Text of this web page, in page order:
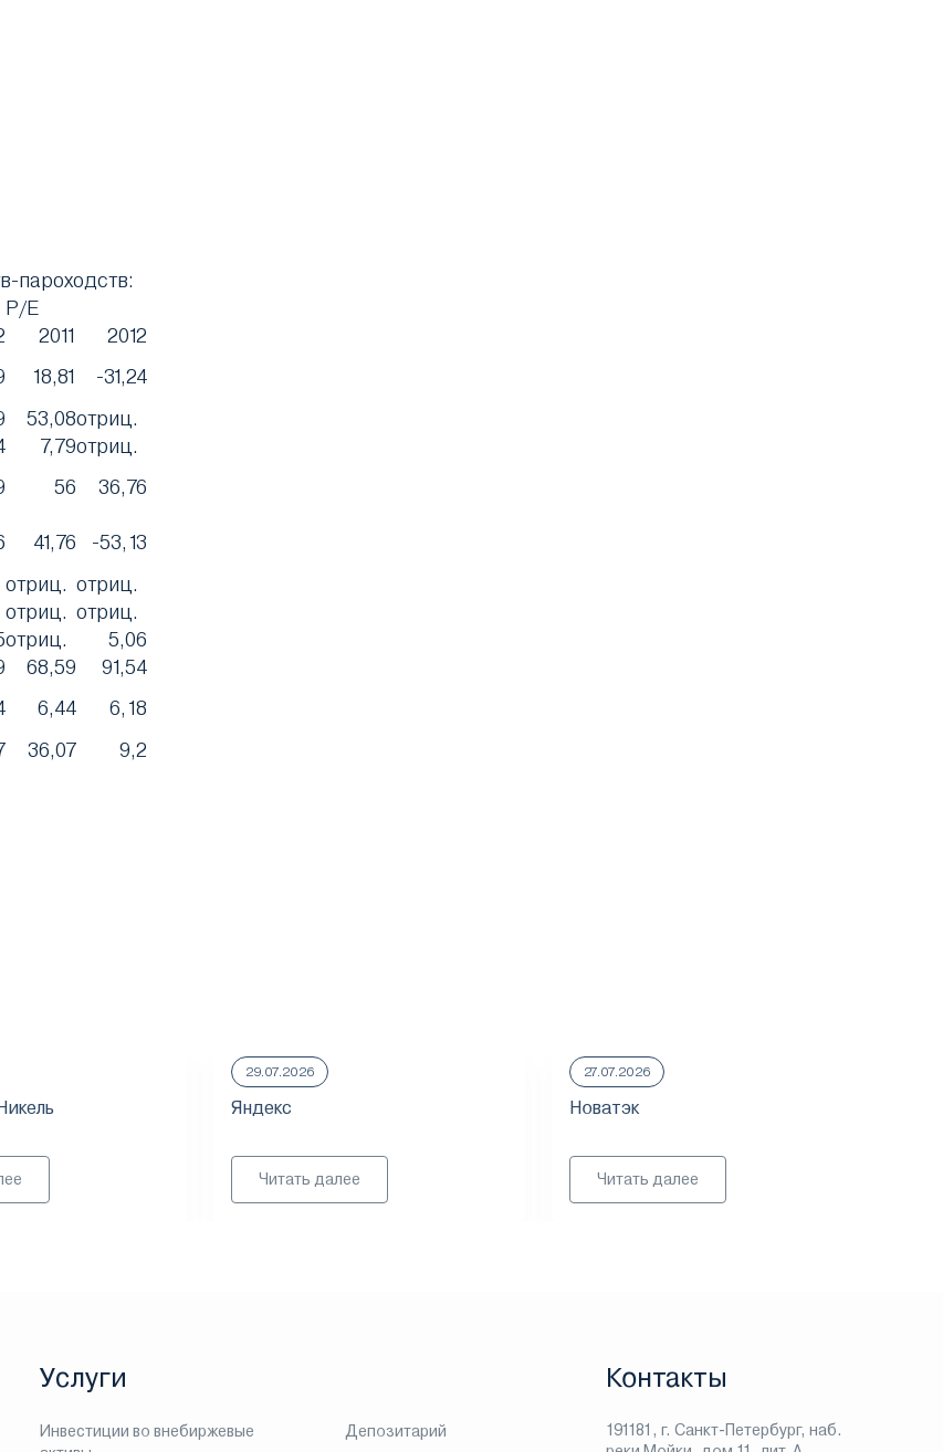
пароходств:
P/E
2011
2012
18,81
-31,24
53,08отриц.
7,79отриц.
56
36,76
41,76
-53,13
отриц. отриц.
отриц. отриц.
отриц.
5,06
68,59
91,54
6,44
6,18
36,07
9,2
29.07.2026
Яндекс
Читать далее
27.07.2026
Новатэк
Читать далее
Услуги
Инвестиции во внебиржевые
Депозитарий
Контакты
191181, г. Санкт-Петербург, наб.